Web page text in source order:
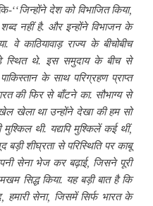
‘‘जिन्होंने देश को विभाजित किया,
नहीं है. और इन्होंने विभाजन के
काठियावाड़ राज्य के बीचोबीच
स्थित थे. इस समुदाय के बीच से
के साथ परिग्रहण प्राप्त
की फिर से बाँटने का. सौभाग्य से
खेला था उन्होंने देखा की हम सो
थी. यद्यपि मुश्किलें कई थीं,
शीघ्रता से परिस्थिति पर काबू
सेना भेज कर बढ़ाई, जिसने पूरी
सिद्ध किया. यह बड़ी बात है कि
सेना, जिसमें सिर्फ भारत के